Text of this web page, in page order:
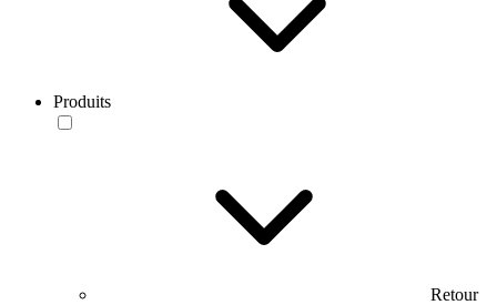
Produits
Retour